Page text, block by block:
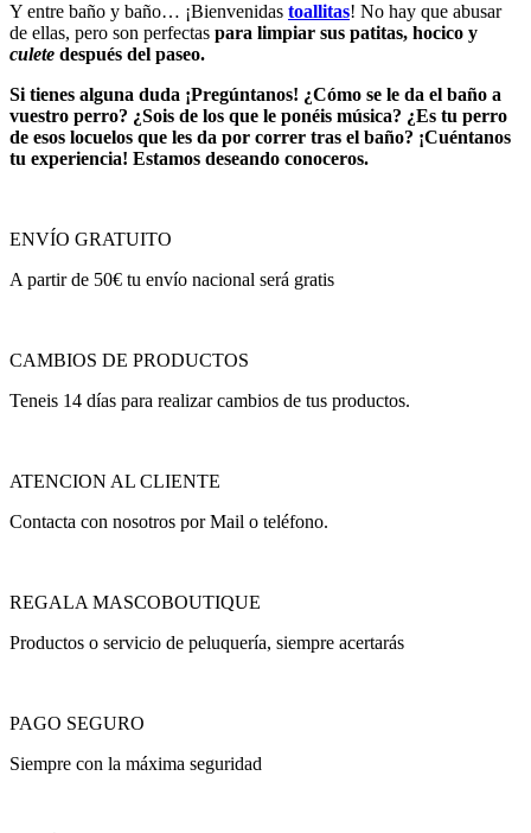
Y entre baño y baño… ¡Bienvenidas toallitas! No hay que abusar
de ellas, pero son perfectas para limpiar sus patitas, hocico y
culete después del paseo.
Si tienes alguna duda ¡Pregúntanos! ¿Cómo se le da el baño a
vuestro perro? ¿Sois de los que le ponéis música? ¿Es tu perro
de esos locuelos que les da por correr tras el baño? ¡Cuéntanos
tu experiencia! Estamos deseando conoceros.
ENVÍO GRATUITO
A partir de 50€ tu envío nacional será gratis
CAMBIOS DE PRODUCTOS
Teneis 14 días para realizar cambios de tus productos.
ATENCION AL CLIENTE
Contacta con nosotros por Mail o teléfono.
REGALA MASCOBOUTIQUE
Productos o servicio de peluquería, siempre acertarás
PAGO SEGURO
Siempre con la máxima seguridad